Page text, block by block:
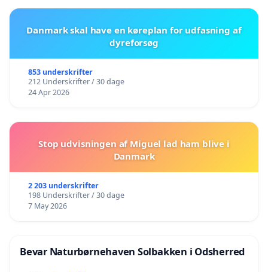
Danmark skal have en køreplan for udfasning af
dyreforsøg
853 underskrifter
212 Underskrifter / 30 dage
24 Apr 2026
Stop udvisningen af Miguel lad ham blive i
Danmark
2 203 underskrifter
198 Underskrifter / 30 dage
7 May 2026
Bevar Naturbørnehaven Solbakken i Odsherred